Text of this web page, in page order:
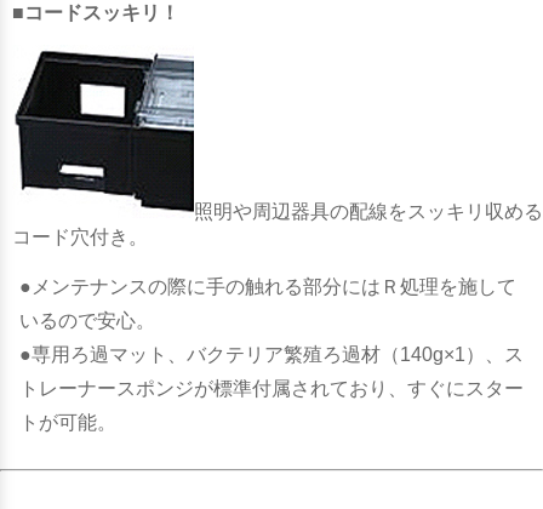
■コードスッキリ！
照明や周辺器具の配線をスッキリ収める
コード穴付き。
●メンテナンスの際に手の触れる部分にはＲ処理を施して
いるので安心。
●専用ろ過マット、バクテリア繁殖ろ過材（140g×1）、ス
トレーナースポンジが標準付属されており、すぐにスター
トが可能。